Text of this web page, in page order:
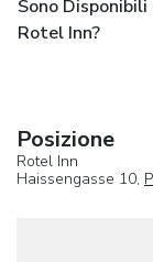
Sono
Rotel Inn?
Posizione
Rotel Inn
Haissengasse 10,